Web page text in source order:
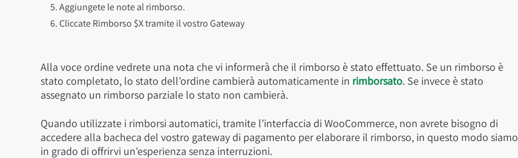
Aggiungete le note al rimborso.
Cliccate Rimborso $X tramite il vostro Gateway
Alla voce ordine vedrete una nota che vi informerà che il rimborso è stato effettuato. Se un rimborso è
stato completato, lo stato dell’ordine cambierà automaticamente in rimborsato. Se invece è stato
assegnato un rimborso parziale lo stato non cambierà.
Quando utilizzate i rimborsi automatici, tramite l’interfaccia di WooCommerce, non avrete bisogno di
accedere alla bacheca del vostro gateway di pagamento per elaborare il rimborso, in questo modo siamo
in grado di offrirvi un’esperienza senza interruzioni.